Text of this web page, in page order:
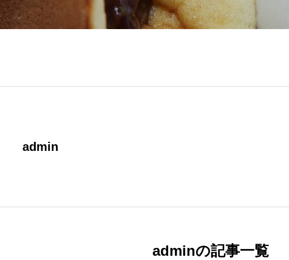
admin
adminの記事一覧